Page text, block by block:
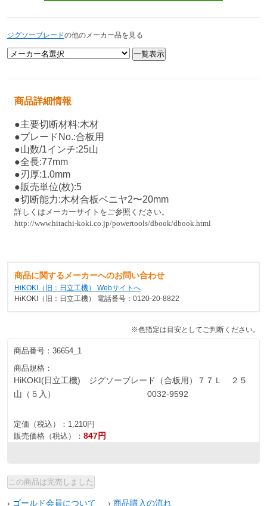
ジグソーブレードの他のメーカー品を見る
商品詳細情報
●主要切断材料:木材
●ブレードNo.:合板用
●山数/1インチ:25山
●全長:77mm
●刃厚:1.0mm
●販売単位(枚):5
●切断能力:木材合板ベニヤ2〜20mm
詳しくはメーカーサイトをご参照ください。
http://www.hitachi-koki.co.jp/powertools/dbook/dbook.html
商品に関するメーカーへのお問い合わせ
HiKOKI（旧：日立工機） Webサイトへ
HiKOKI（旧：日立工機） 電話番号：0120-20-8822
※色指定は目安としてご判断ください。
商品番号： 36654_1
商品規格：
HiKOKI(日立工機) ジグソーブレード（合板用）７７Ｌ ２５
山（５入） 0032-9592
定価（税込）： 1,210円
販売価格（税込）： 847円
› ゴールド会員について › 商品購入の流れ